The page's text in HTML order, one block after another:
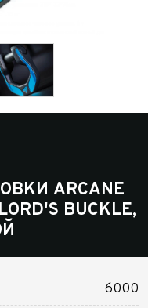
ARCANE
BUCKLE,
6000